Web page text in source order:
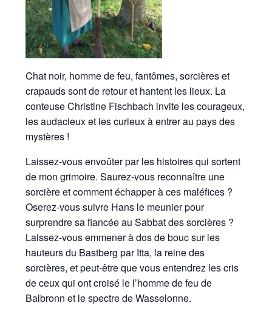
Chat noir, homme de feu, fantômes, sorcières et
crapauds sont de retour et hantent les lieux. La
conteuse Christine Fischbach invite les courageux,
les audacieux et les curieux à entrer au pays des
mystères !
Laissez-vous envoûter par les histoires qui sortent
de mon grimoire. Saurez-vous reconnaître une
sorcière et comment échapper à ces maléfices ?
Oserez-vous suivre Hans le meunier pour
surprendre sa fiancée au Sabbat des sorcières ?
Laissez-vous emmener à dos de bouc sur les
hauteurs du Bastberg par Itta, la reine des
sorcières, et peut-être que vous entendrez les cris
de ceux qui ont croisé le l’homme de feu de
Balbronn et le spectre de Wasselonne.